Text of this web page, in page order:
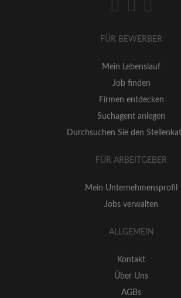
FÜR BEWERBER
Mein Lebenslauf
Job finden
Firmen entdecken
Suchagent anlegen
Durchsuchen Sie den
FÜR ARBEITGEBER
Mein Unternehmensprofil
Jobs verwalten
ALLGEMEIN
Kontakt
Über Uns
AGBs